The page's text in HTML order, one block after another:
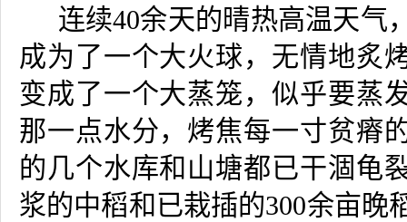
连续40余天的晴热高温天气
成为了一个大火球，无情地炙
变成了一个大蒸笼，似乎要蒸
那一点水分，烤焦每一寸贫瘠
的几个水库和山塘都已干涸龟
浆的中稻和已栽插的300余亩晚